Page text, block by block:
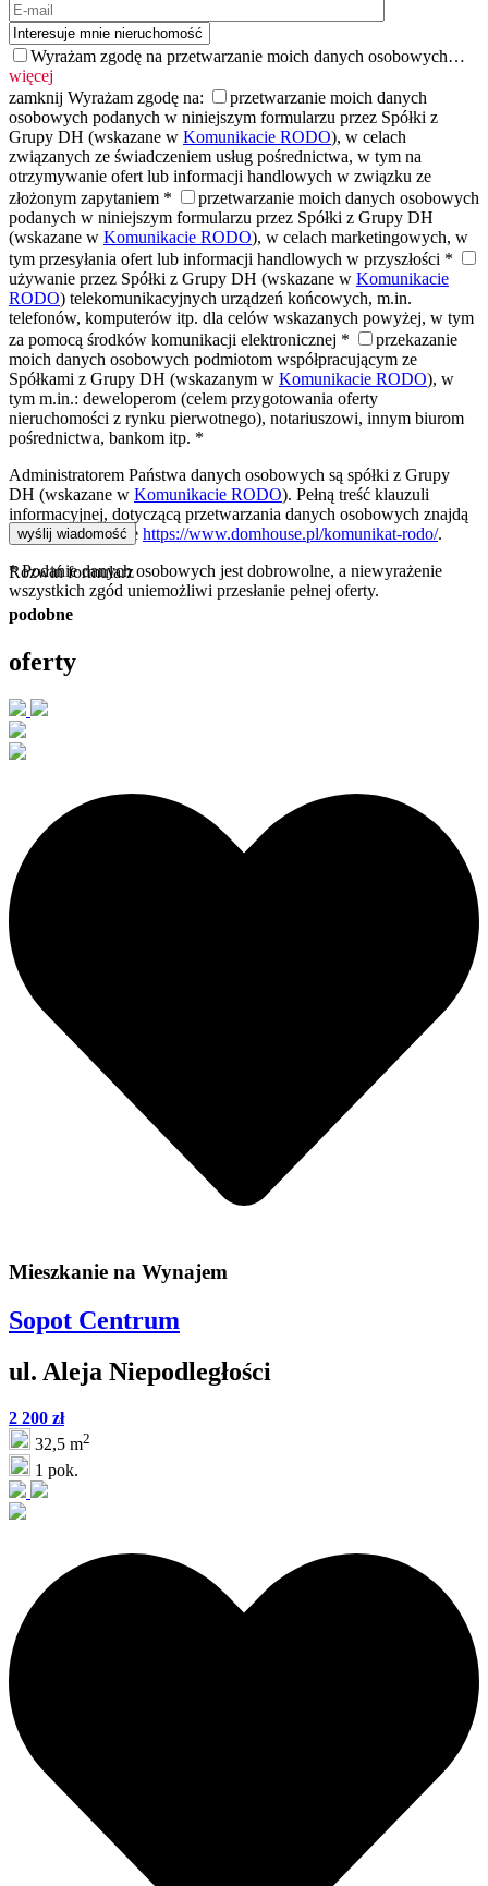
Wyrażam zgodę na przetwarzanie moich danych osobowych…
więcej
zamknij Wyrażam zgodę na:
przetwarzanie moich danych
osobowych podanych w niniejszym formularzu przez Spółki z
Grupy DH (wskazane w Komunikacie RODO), w celach
związanych ze świadczeniem usług pośrednictwa, w tym na
otrzymywanie ofert lub informacji handlowych w związku ze
złożonym zapytaniem *
przetwarzanie moich danych osobowych
podanych w niniejszym formularzu przez Spółki z Grupy DH
(wskazane w Komunikacie RODO), w celach marketingowych, w
tym przesyłania ofert lub informacji handlowych w przyszłości *
używanie przez Spółki z Grupy DH (wskazane w Komunikacie
RODO) telekomunikacyjnych urządzeń końcowych, m.in.
telefonów, komputerów itp. dla celów wskazanych powyżej, w tym
za pomocą środków komunikacji elektronicznej *
przekazanie
moich danych osobowych podmiotom współpracującym ze
Spółkami z Grupy DH (wskazanym w Komunikacie RODO), w
tym m.in.: deweloperom (celem przygotowania oferty
nieruchomości z rynku pierwotnego), notariuszowi, innym biurom
pośrednictwa, bankom itp. *
Administratorem Państwa danych osobowych są spółki z Grupy
DH (wskazane w Komunikacie RODO). Pełną treść klauzuli
informacyjnej, dotyczącą przetwarzania danych osobowych znajdą
Państwo na stronie https://www.domhouse.pl/komunikat-rodo/.
* Podanie danych osobowych jest dobrowolne, a niewyrażenie
wszystkich zgód uniemożliwi przesłanie pełnej oferty.
Rozwiń formularz
podobne
oferty
Mieszkanie na Wynajem
Sopot Centrum
ul. Aleja Niepodległości
2 200 zł
32,5 m2
1 pok.